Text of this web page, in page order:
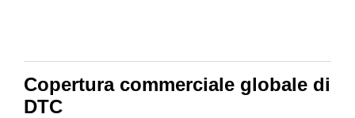
Copertura commerciale globale di
DTC